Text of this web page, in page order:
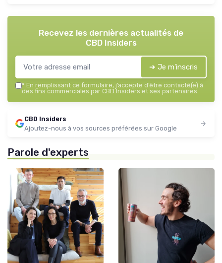
Recevez les dernières actualités de
CBD Insiders
➔ Je m'inscris
* En remplissant ce formulaire, j’accepte d’être contacté(e) à
des fins commerciales par CBD Insiders et ses partenaires.
CBD Insiders
Ajoutez-nous à vos sources préférées sur Google
Parole d'experts